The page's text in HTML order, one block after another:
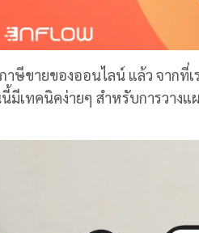
ขายของออนไลน์ แล้ว จากที่เ
มีเทคนิคง่ายๆ สำหรับการวาง